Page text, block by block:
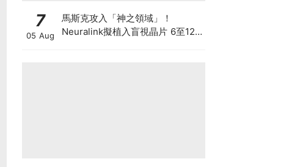
7
05 Aug
馬斯克攻入「神之領域」！
Neuralink擬植入盲視晶片 6至12